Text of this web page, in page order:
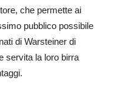
che permette ai
pubblico possibile
di Warsteiner di
servita la loro birra